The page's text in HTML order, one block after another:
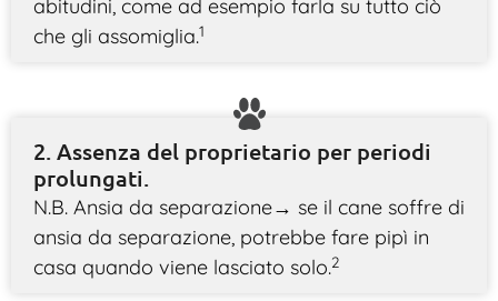
abitudini, come ad esempio farla su tutto ciò
che gli assomiglia.1
2. Assenza del proprietario per periodi
prolungati.
N.B. Ansia da separazione→ se il cane soffre di
ansia da separazione, potrebbe fare pipì in
casa quando viene lasciato solo.2